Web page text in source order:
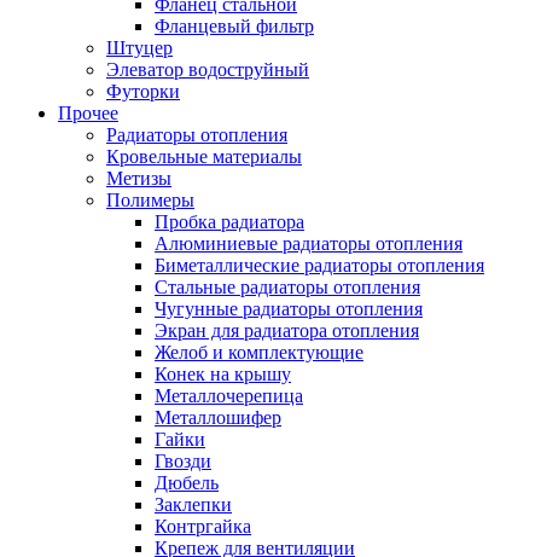
Фланец стальной
Фланцевый фильтр
Штуцер
Элеватор водоструйный
Футорки
Прочее
Радиаторы отопления
Кровельные материалы
Метизы
Полимеры
Пробка радиатора
Алюминиевые радиаторы отопления
Биметаллические радиаторы отопления
Стальные радиаторы отопления
Чугунные радиаторы отопления
Экран для радиатора отопления
Желоб и комплектующие
Конек на крышу
Металлочерепица
Металлошифер
Гайки
Гвозди
Дюбель
Заклепки
Контргайка
Крепеж для вентиляции